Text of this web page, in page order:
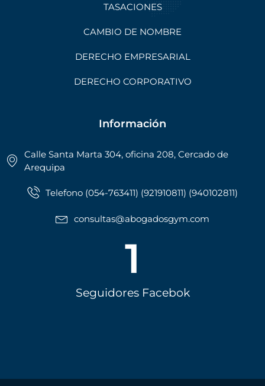
TASACIONES
CAMBIO DE NOMBRE
DERECHO EMPRESARIAL
DERECHO CORPORATIVO
Información
Calle Santa Marta 304, oficina 208, Cercado de
Arequipa
Telefono (054-763411) (921910811) (940102811)
consultas@abogadosgym.com
Seguidores Facebok
1